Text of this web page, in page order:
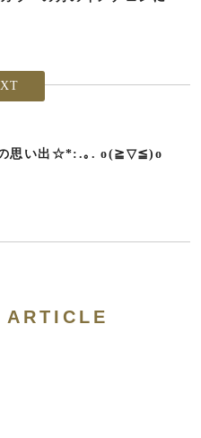
の思い出☆*:.｡. o(≧▽≦)o
ARTICLE